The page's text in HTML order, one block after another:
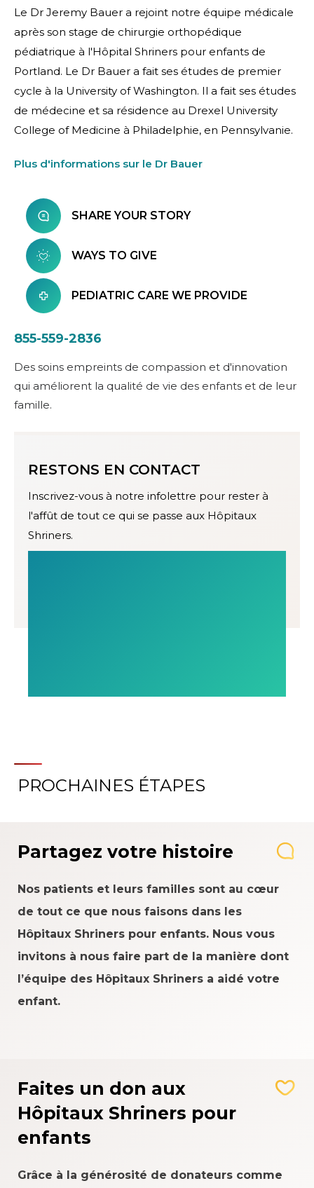
Le Dr Jeremy Bauer a rejoint notre équipe médicale
après son stage de chirurgie orthopédique
pédiatrique à l'Hôpital Shriners pour enfants de
Portland. Le Dr Bauer a fait ses études de premier
cycle à la University of Washington. Il a fait ses études
de médecine et sa résidence au Drexel University
College of Medicine à Philadelphie, en Pennsylvanie.
Plus d'informations sur le Dr Bauer
SHARE YOUR STORY
WAYS TO GIVE
PEDIATRIC CARE WE PROVIDE
855-559-2836
Des soins empreints de compassion et d'innovation
qui améliorent la qualité de vie des enfants et de leur
famille.
RESTONS EN CONTACT
Inscrivez-vous à notre infolettre pour rester à
l'affût de tout ce qui se passe aux Hôpitaux
Shriners.
PROCHAINES ÉTAPES
Partagez votre histoire
Nos patients et leurs familles sont au cœur
de tout ce que nous faisons dans les
Hôpitaux Shriners pour enfants. Nous vous
invitons à nous faire part de la manière dont
l’équipe des Hôpitaux Shriners a aidé votre
enfant.
Faites un don aux
Hôpitaux Shriners pour
enfants
Grâce à la générosité de donateurs comme